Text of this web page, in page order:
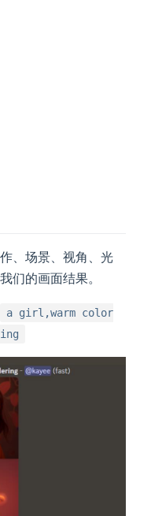
、场景、视角、光
们的画面结果。
a girl,warm color